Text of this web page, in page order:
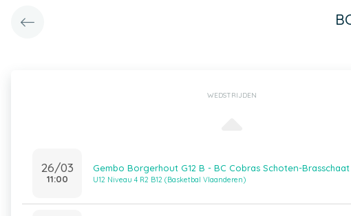
WEDSTRIJDEN
26/03
11:00
Gembo Borgerhout G12 B - BC Cobras Schoten-Brasschaat
U12 Niveau 4 R2 B12 (Basketbal Vlaanderen)